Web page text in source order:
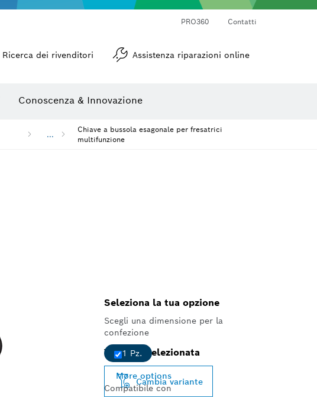
PRO360 Contatti
Ricerca dei rivenditori Assistenza riparazioni online
Conoscenza & Innovazione
...
Chiave a bussola esagonale per fresatrici
multifunzione
Seleziona la tua opzione
Scegli una dimensione per la
confezione
1 Pz.
More options
Compatibile con
Variante selezionata
Cambia variante